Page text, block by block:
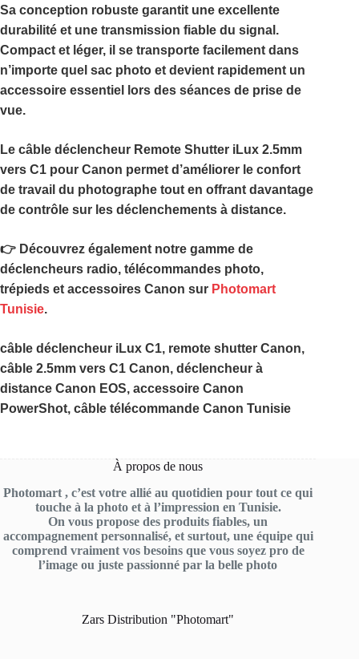
Sa conception robuste garantit une excellente
durabilité et une transmission fiable du signal.
Compact et léger, il se transporte facilement dans
n’importe quel sac photo et devient rapidement un
accessoire essentiel lors des séances de prise de
vue.
Le câble déclencheur Remote Shutter iLux 2.5mm
vers C1 pour Canon permet d’améliorer le confort
de travail du photographe tout en offrant davantage
de contrôle sur les déclenchements à distance.
👉 Découvrez également notre gamme de
déclencheurs radio, télécommandes photo,
trépieds et accessoires Canon sur Photomart
Tunisie.
câble déclencheur iLux C1, remote shutter Canon,
câble 2.5mm vers C1 Canon, déclencheur à
distance Canon EOS, accessoire Canon
PowerShot, câble télécommande Canon Tunisie
À propos de nous
Photomart , c’est votre allié au quotidien pour tout ce qui
touche à la photo et à l’impression en Tunisie.
On vous propose des produits fiables, un
accompagnement personnalisé, et surtout, une équipe qui
comprend vraiment vos besoins que vous soyez pro de
l’image ou juste passionné par la belle photo
Zars Distribution "Photomart"